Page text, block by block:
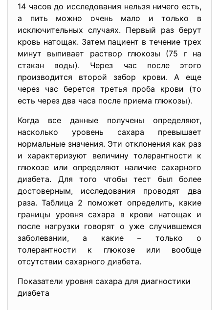
14 часов до исследования нельзя ничего есть,
а пить можно очень мало и только в
исключительных случаях. Первый раз берут
кровь натощак. Затем пациент в течение трех
минут выпивает раствор глюкозы (75 г на
стакан воды). Через час после этого
производится второй забор крови. А еще
через час берется третья проба крови (то
есть через два часа после приема глюкозы).
Когда все данные получены определяют,
насколько уровень сахара превышает
нормальные значения. Эти отклонения как раз
и характеризуют величину толерантности к
глюкозе или определяют наличие сахарного
диабета. Для того чтобы тест был более
достоверным, исследования проводят два
раза. Таблица 2 поможет определить, какие
границы уровня сахара в крови натощак и
после нагрузки говорят о уже случившемся
заболевании, а какие – только о
толерантности к глюкозе или вообще
отсутствии сахарного диабета.
Показатели уровня сахара для диагностики
диабета